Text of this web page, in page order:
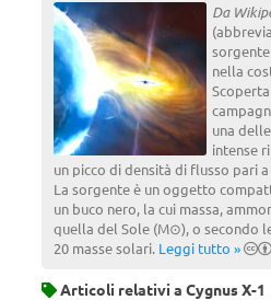
Da
nella
una
intense
un picco di densità di flusso pari a
La sorgente è un oggetto
un buco nero, la cui massa,
quella del Sole (M⊙), o secondo
20 masse solari. Leggi tutto »
Articoli relativi a Cygnus X-1